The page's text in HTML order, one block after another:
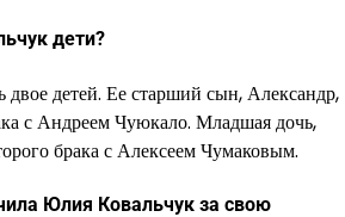
дети?
детей. Ее старший сын, Александр,
с Андреем Чуюкало. Младшая дочь,
брака с Алексеем Чумаковым.
Юлия Ковальчук за свою